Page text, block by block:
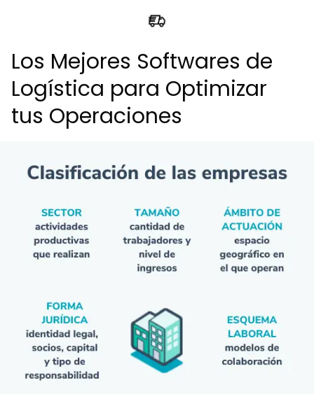
Los Mejores Softwares de
Logística para Optimizar
tus Operaciones